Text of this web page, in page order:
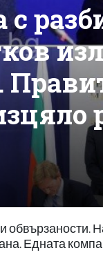
с
Едната